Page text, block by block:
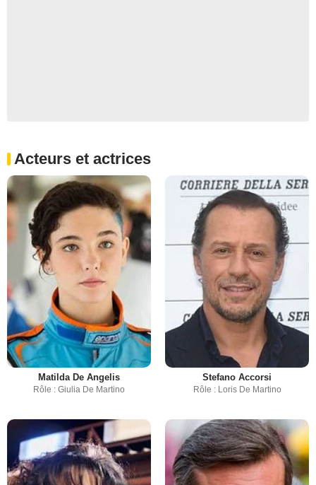
Acteurs et actrices
Matilda De Angelis
Rôle : Giulia De Martino
Stefano Accorsi
Rôle : Loris De Martino